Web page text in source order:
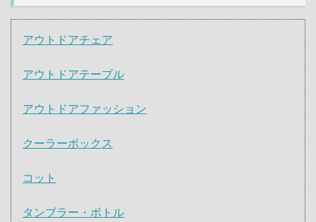
アウトドアチェア
アウトドアテーブル
アウトドアファッション
クーラーボックス
コット
タンブラー・ボトル